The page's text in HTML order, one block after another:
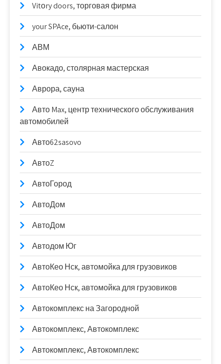
Vitоry doors, торговая фирма
your SPAce, бьюти-салон
АВМ
Авокадо, столярная мастерская
Аврора, сауна
Авто Max, центр технического обслуживания
автомобилей
Авто62sasovo
АвтоZ
АвтоГород
АвтоДом
АвтоДом
Автодом Юг
АвтоКео Нск, автомойка для грузовиков
АвтоКео Нск, автомойка для грузовиков
Автокомплекс на Загородной
Автокомплекс, Автокомплекс
Автокомплекс, Автокомплекс